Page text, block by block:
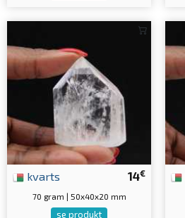
14€
kvarts
70 gram | 50x40x20 mm
se produkt